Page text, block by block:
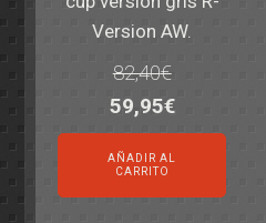
Version AW.
82,40€
El
precio
original
era:
59,95€El
precio
es:
AÑADIR AL
CARRITO